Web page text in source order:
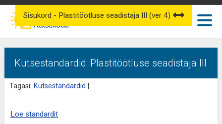
Kutsestandardid: Plastitöötluse seadistaja III
Tagasi: Kutsestandardid
Sisukord - Plastitöötluse seadistaja III (ver 4)
Loe standardit